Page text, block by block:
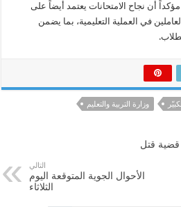
مؤكداً أن نجاح الامتحانات يعتمد أيضاً على
في العملية التعليمية، بما يضمن
وزارة التربية والتعليم
قضية قتل
التالي
الأحوال الجوية المتوقعة اليوم
الثلاثاء